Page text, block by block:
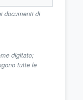
documenti di
digitato;
tutte le